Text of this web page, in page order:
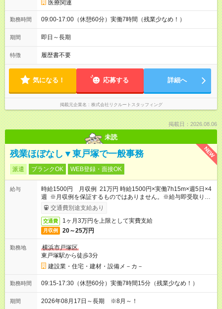
医療関連
勤務時間 09:00-17:00（休憩60分）実働7時間（残業少なめ！）
期間 即日～長期
特徴 履歴書不要
気になる！ 応募する 詳細へ
掲載元企業名 株式会社リクルートスタッフィング
掲載日：2026.08.06
未読
NEW
残業ほぼなし▼東戸塚で一般事務
派遣 ブランクOK WEB登録・面接OK
給与
時給1500円 月収例 21万円 時給1500円×実働7h15m×週5日×4
週 ※月収例を保証するものではありません。※給与即受取りサ
ービス利用可（利用条件有）
交通費別途支給あり
交通費 1ヶ月3万円を上限として実費支給
月収例 20～25万円
勤務地
横浜市戸塚区
東戸塚駅から徒歩3分
建設業・住宅・建材・設備メ－カ－
勤務時間 09:15-17:30（休憩60分）実働7時間15分（残業少なめ！）
期間 2026年08月17日～長期 ※8月～！